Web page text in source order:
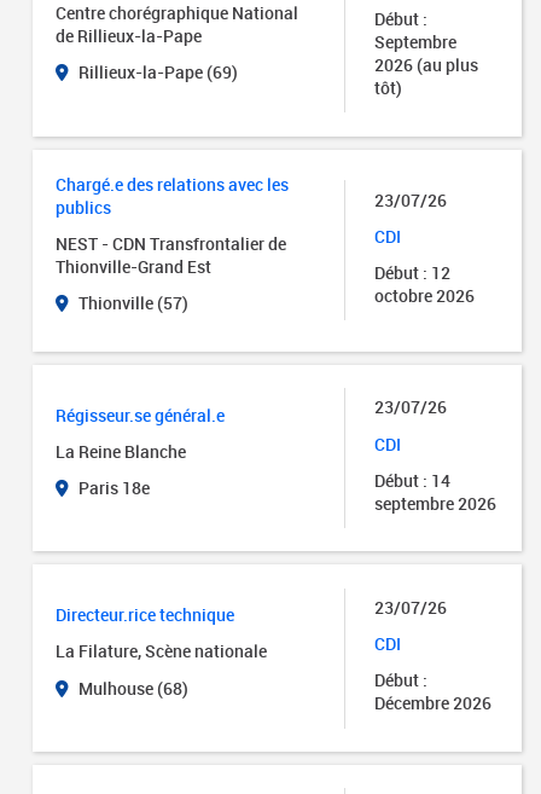
Centre chorégraphique National
de Rillieux-la-Pape
Rillieux-la-Pape (69)
Début :
Septembre
2026 (au plus
tôt)
Chargé.e des relations avec les
publics
NEST - CDN Transfrontalier de
Thionville-Grand Est
Thionville (57)
23/07/26
CDI
Début : 12
octobre 2026
Régisseur.se général.e
La Reine Blanche
Paris 18e
23/07/26
CDI
Début : 14
septembre 2026
Directeur.rice technique
La Filature, Scène nationale
Mulhouse (68)
23/07/26
CDI
Début :
Décembre 2026